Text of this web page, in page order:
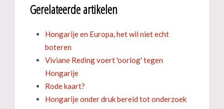
Gerelateerde artikelen
Hongarije en Europa, het wil niet echt
boteren
Viviane Reding voert 'oorlog' tegen
Hongarije
Rode kaart?
Hongarije onder druk bereid tot onderzoek